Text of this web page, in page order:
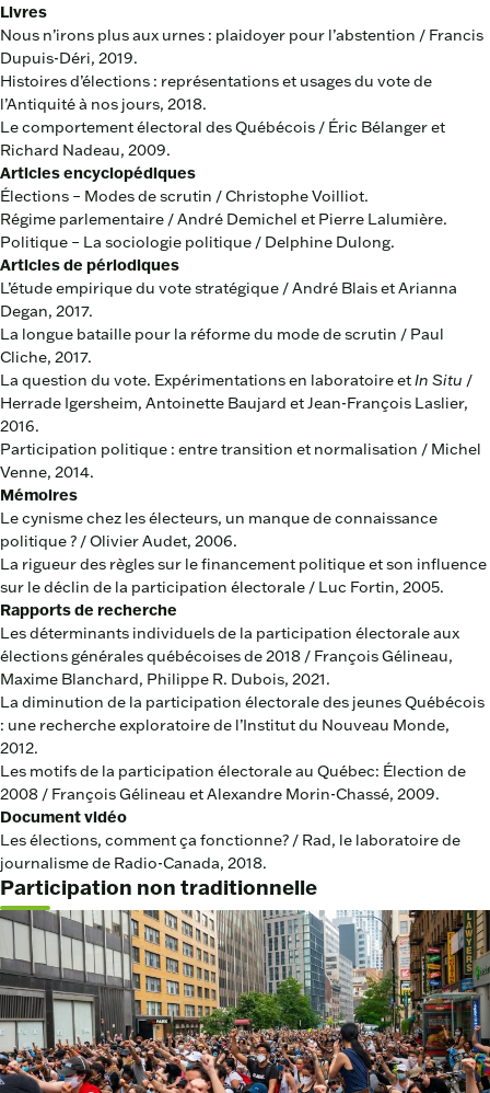
Livres
Nous n’irons plus aux urnes : plaidoyer pour l’abstention / Francis
Dupuis-Déri, 2019.
Histoires d’élections : représentations et usages du vote de
l’Antiquité à nos jours, 2018.
Le comportement électoral des Québécois / Éric Bélanger et
Richard Nadeau, 2009.
Articles encyclopédiques
Élections – Modes de scrutin / Christophe Voilliot.
Régime parlementaire / André Demichel et Pierre Lalumière.
Politique – La sociologie politique / Delphine Dulong.
Articles de périodiques
L’étude empirique du vote stratégique / André Blais et Arianna
Degan, 2017.
La longue bataille pour la réforme du mode de scrutin / Paul
Cliche, 2017.
La question du vote. Expérimentations en laboratoire etIn Situ /
Herrade Igersheim, Antoinette Baujard et Jean-François Laslier,
2016.
Participation politique : entre transition et normalisation / Michel
Venne, 2014.
Mémoires
Le cynisme chez les électeurs, un manque de connaissance
politique ? / Olivier Audet, 2006.
La rigueur des règles sur le financement politique et son influence
sur le déclin de la participation électorale / Luc Fortin, 2005.
Rapports de recherche
Les déterminants individuels de la participation électorale aux
élections générales québécoises de 2018 / François Gélineau,
Maxime Blanchard, Philippe R. Dubois, 2021.
La diminution de la participation électorale des jeunes Québécois
: une recherche exploratoire de l’Institut du Nouveau Monde,
2012.
Les motifs de la participation électorale au Québec: Élection de
2008 / François Gélineau et Alexandre Morin-Chassé, 2009.
Document vidéo
Les élections, comment ça fonctionne? / Rad, le laboratoire de
journalisme de Radio-Canada, 2018.
Participation non traditionnelle